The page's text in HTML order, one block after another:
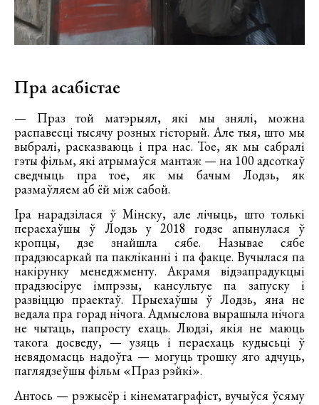
Пра асабістае
— Праз той матэрыял, які мы знялі, можна
распавесці тысячу розных гісторый. Але тыя, што мы
выбралі, расказваюць і пра нас. Тое, як мы сабралі
гэты фільм, які атрымаўся мантаж — на 100 адсоткаў
сведчыць пра тое, як мы бачым Лодзь, як
размаўляем аб ёй між сабой.
Іра нарадзілася ў Мінску, але лічыць, што толькі
пераехаўшы ў Лодзь у 2018 годзе апынулася ў
кропцы, дзе знайшла сябе. Называе сябе
прадзюсаркай па пакліканні і па факце. Вучылася па
накірунку менеджменту. Акрамя відэапрадукцыі
прадзюсіруе імпрэзы, кансультуе па запуску і
развіццю праектаў. Прыехаўшы ў Лодзь, яна не
ведала пра горад нічога. Адмыслова вырашыла нічога
не чытаць, папросту ехаць. Людзі, якія не маюць
такога досведу, — узяць і пераехаць кудысьці ў
невядомасць надоўга — могуць трошку яго адчуць,
паглядзеўшы фільм «Праз рэйкі».
Антось — рэжысёр і кінематаграфіст, вучыўся ўсяму